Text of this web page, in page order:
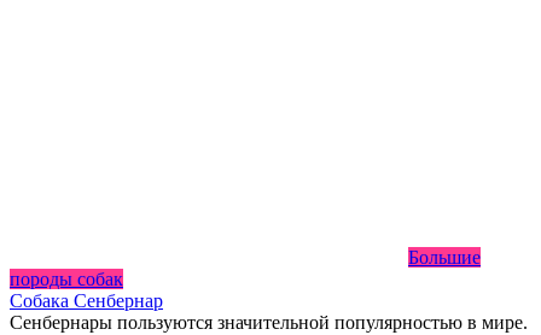
Большие
породы собак
Собака Сенбернар
Сенбернары пользуются значительной популярностью в мире.